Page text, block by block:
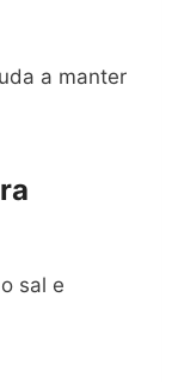
a manter
sal e